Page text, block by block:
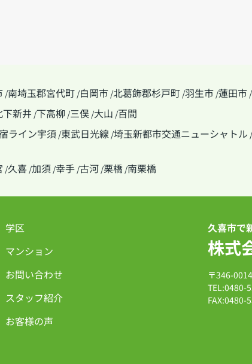
/南埼玉郡宮代町 /白岡市 /北葛飾郡杉戸町 /羽生市 /蓮田市 /
下新井 /下高柳 /三俣 /大山 /百間
ライン宇須 /東武日光線 /埼玉新都市交通ニューシャトル /
/久喜 /加須 /幸手 /古河 /栗橋 /南栗橋
学区
マンション
お問い合わせ
スタッフ紹介
お客様の声
久喜市で
株式
〒346-
TEL:0480-
FAX:0480-